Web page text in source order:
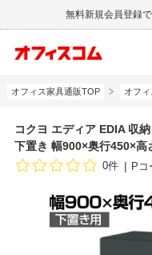
無料新規会員登録で
オフィス家具通販TOP オフ
コクヨ エディア EDIA 収
下置き 幅900×奥行450×
0件 Pコ